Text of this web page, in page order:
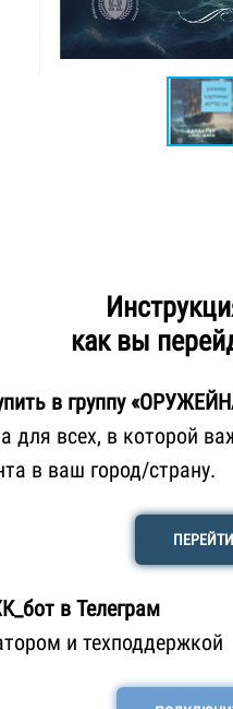
как вы
в группу
для всех, в которой
в ваш город/страну.
в Телеграм
и техподдержкой